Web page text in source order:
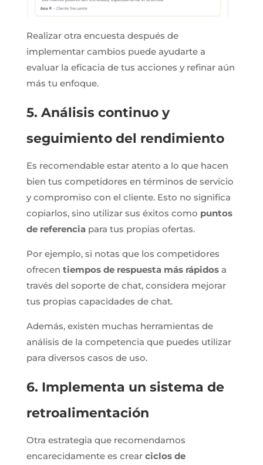
Realizar otra encuesta después de
implementar cambios puede ayudarte a
evaluar la eficacia de tus acciones y refinar aún
más tu enfoque.
5. Análisis continuo y
seguimiento del rendimiento
Es recomendable estar atento a lo que hacen
bien tus competidores en términos de servicio
y compromiso con el cliente. Esto no significa
copiarlos, sino utilizar sus éxitos como puntos
de referenciapara tus propias ofertas.
Por ejemplo, si notas que los competidores
ofrecen tiempos de respuesta más rápidosa
través del soporte de chat, considera mejorar
tus propias capacidades de chat.
Además, existen muchas herramientas de
análisis de la competencia que puedes utilizar
para diversos casos de uso.
6. Implementa un sistema de
retroalimentación
Otra estrategia que recomendamos
encarecidamente es crear ciclos de